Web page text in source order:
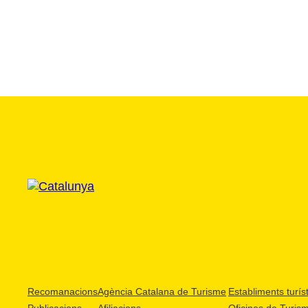
RecomanacionsAgència Catalana de Turisme Establiments